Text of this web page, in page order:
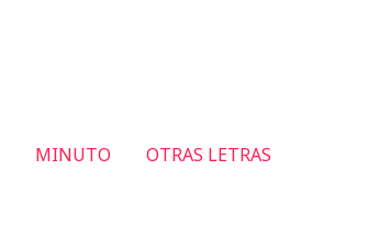
MINUTO OTRAS LETRAS